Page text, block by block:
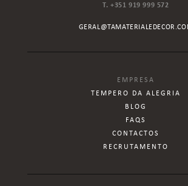
T. +351 919 999 572
EMPRESA
TEMPERO DA ALEGRIA
BLOG
FAQS
CONTACTOS
RECRUTAMENTO